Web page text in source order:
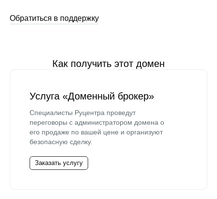
Обратиться в поддержку
Как получить этот домен
Услуга «Доменный брокер»
Специалисты Руцентра проведут
переговоры с администратором домена о
его продаже по вашей цене и организуют
безопасную сделку.
Заказать услугу